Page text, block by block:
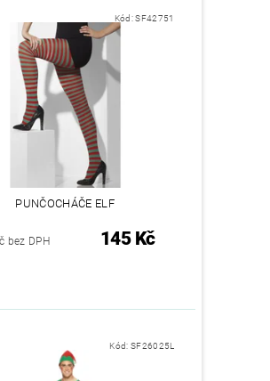
Kód:SF42751
PUNČOCHÁČE ELF
bez DPH 145 Kč
Kód:SF26025L